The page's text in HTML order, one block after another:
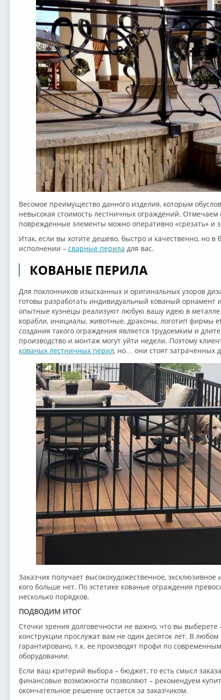
Весомое преимущество данного изделия, которым
невысокая стоимость лестничных ограждений.
поврежденные элементы можно оперативно «срезать» и
Итак, если вы хотите дешево, быстро и качественно, но в
исполнении – сварные перила для вас.
КОВАНЫЕ ПЕРИЛА
Для поклонников изысканных и оригинальных узоров
готовы разработать индивидуальный кованый
опытные кузнецы реализуют любую вашу идею в
корабли, инициалы, животные, драконы, логотип фирмы
создания такого ограждения является трудоемким и
производство и монтаж могут уйти недели. Поэтому
кованых лестничных перил, но… они стоят затраченных
Заказчик получает высокохудожественное, эксклюзивное
кого больше нет. По эстетике кованые ограждения
несколько порядков.
ПОДВОДИМ ИТОГ
Сточки зрения долговечности не важно, что вы выберете
конструкции прослужат вам не один десяток лет. В любом
гарантировано, т.к. ее производят профи по
оборудовании.
Если ваш критерий выбора – бюджет, то есть смысл
финансовые возможности позволяют – рекомендуем
окончательное решение остается за заказчиком.